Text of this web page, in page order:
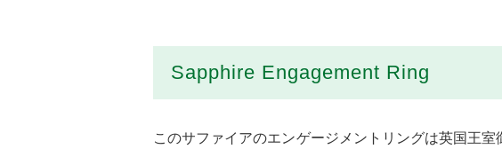
Sapphire Engagement Ring
このサファイアのエンゲージメントリングは英国王